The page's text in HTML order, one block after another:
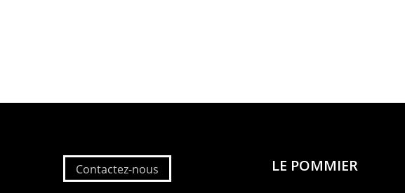
Contactez-nous LE POMMIER